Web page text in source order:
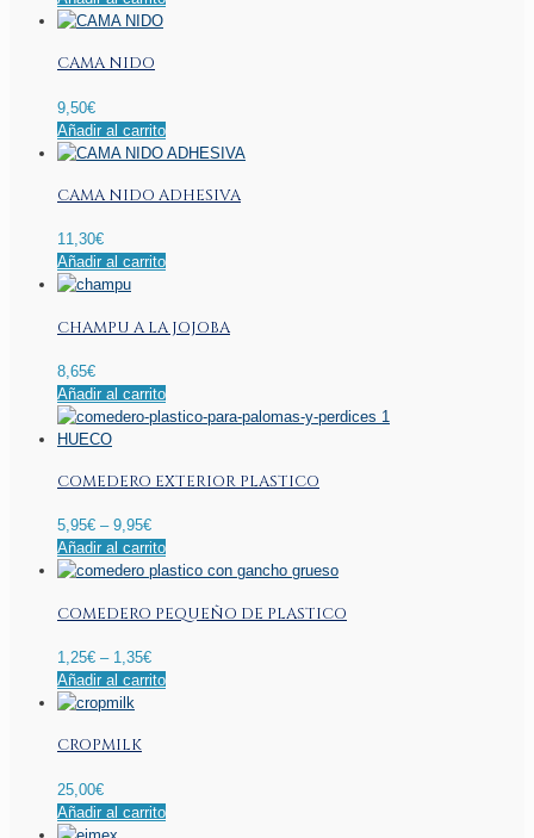
CAMA NIDO
9,50€
Añadir al carrito
CAMA NIDO ADHESIVA
11,30€
Añadir al carrito
CHAMPU A LA JOJOBA
8,65€
Añadir al carrito
COMEDERO EXTERIOR PLASTICO
5,95€ – 9,95€
Añadir al carritoEste
producto
múltiples
opciones
página
COMEDERO PEQUEÑO DE PLASTICO
1,25€ – 1,35€
Añadir al carritoEste
opciones
CROPMILK
25,00€
Añadir al carrito